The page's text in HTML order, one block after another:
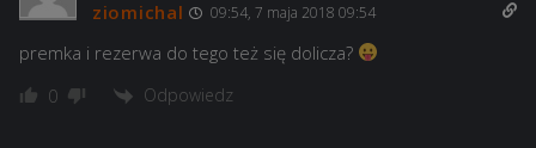
ziomichal 09:54, 7 maja 2018 09:54
premka i rezerwa do tego też się dolicza?
0 Odpowiedz